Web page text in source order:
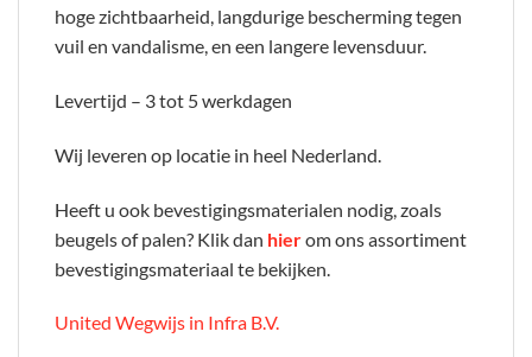
hoge zichtbaarheid, langdurige bescherming tegen
vuil en vandalisme, en een langere levensduur.
Levertijd – 3 tot 5 werkdagen
Wij leveren op locatie in heel Nederland.
Heeft u ook bevestigingsmaterialen nodig, zoals
beugels of palen? Klik dan hierom ons assortiment
bevestigingsmateriaal te bekijken.
United Wegwijs in Infra B.V.